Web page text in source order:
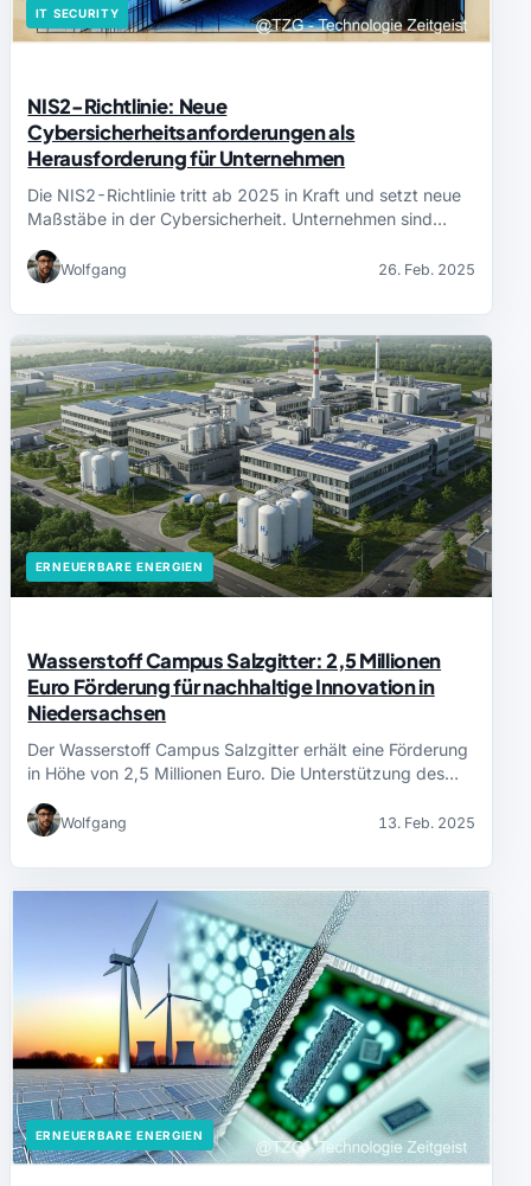
IT SECURITY
NIS2-Richtlinie: Neue
Cybersicherheitsanforderungen als
Herausforderung für Unternehmen
Die NIS2-Richtlinie tritt ab 2025 in Kraft und setzt neue
Maßstäbe in der Cybersicherheit. Unternehmen sind…
Wolfgang 26. Feb. 2025
ERNEUERBARE ENERGIEN
Wasserstoff Campus Salzgitter: 2,5 Millionen
Euro Förderung für nachhaltige Innovation in
Niedersachsen
Der Wasserstoff Campus Salzgitter erhält eine Förderung
in Höhe von 2,5 Millionen Euro. Die Unterstützung des…
Wolfgang 13. Feb. 2025
ERNEUERBARE ENERGIEN